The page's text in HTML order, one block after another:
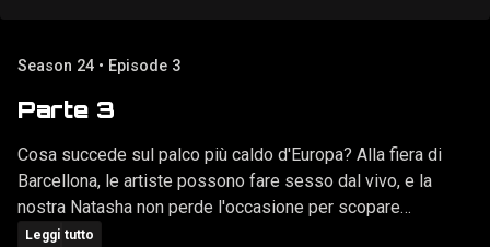
Season 24 • Episode 3
Parte 3
Cosa succede sul palco più caldo d'Europa? Alla fiera di
Barcellona, le artiste possono fare sesso dal vivo, e la
nostra Natasha non perde l'occasione per scopare
direttamente col pubblico! Se "Live Show 1" vi ha divertito,
Leggi tutto